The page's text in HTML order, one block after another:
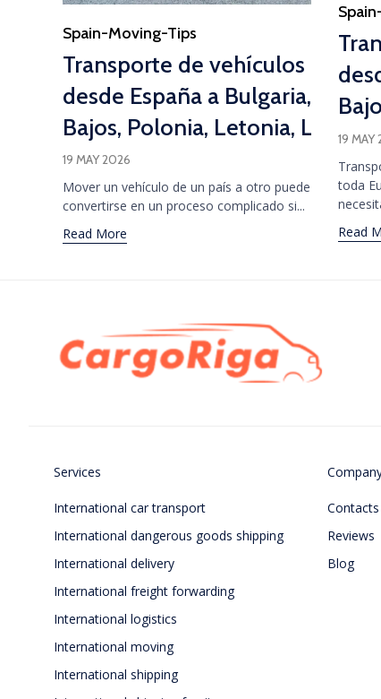
Category
Spain-Moving-Tips
Transporte de vehículos
desde España a Bulgaria, Italia,
Bajos, Polonia, Letonia,
19 MAY 2026
Mover un vehículo de un país a otro puede
convertirse en un proceso complicado si...
Read More
19 MAY
toda
Read
Services
International car transport
International dangerous goods shipping
International delivery
International freight forwarding
International logistics
International moving
International shipping
Contacts
Reviews
Blog